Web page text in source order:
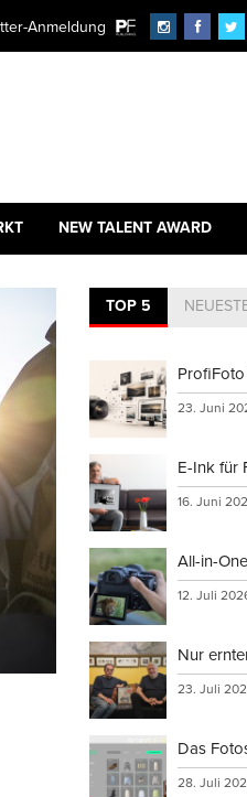
Anmeldung
NEW TALENT AWARD
TOP 5
23. Juni
E-Ink für
16. Juni
All-in-
12. Juli
Nur
23. Juli
Das
28. Juli